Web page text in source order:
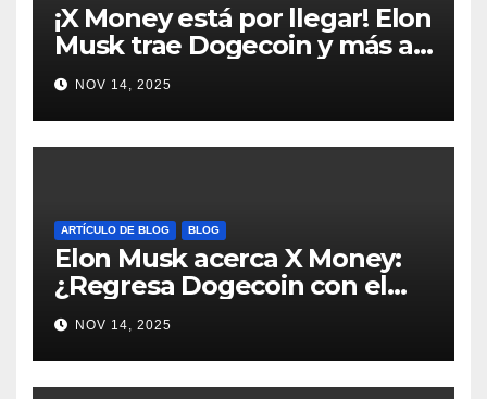
¡X Money está por llegar! Elon
Musk trae Dogecoin y más al
mundo de pagos #Crypto
#Dogecoin
NOV 14, 2025
ARTÍCULO DE BLOG BLOG
Elon Musk acerca X Money:
¿Regresa Dogecoin con el
nuevo pago nativo? #Cripto
#Dogecoin
NOV 14, 2025